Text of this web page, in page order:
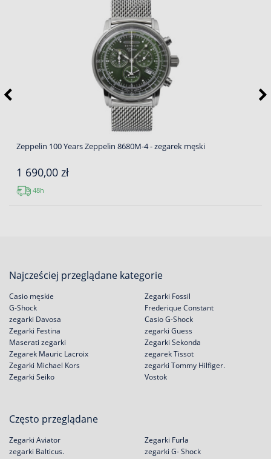
Zeppelin 100 Years Zeppelin 8680M-4 - zegarek męski
1 690,00 zł
48h
Najcześciej przeglądane kategorie
Casio męskie
G-Shock
zegarki Davosa
Zegarki Festina
Zegarki Fossil
Frederique Constant
Casio G-Shock
zegarki Guess
Maserati zegarki
Zegarek Mauric Lacroix
Zegarki Michael Kors
Zegarki Seiko
Zegarki Sekonda
zegarek Tissot
zegarki Tommy Hilfiger.
Vostok
Często przeglądane
Zegarki Aviator
zegarki Balticus.
Zegarki Furla
zegarki G- Shock